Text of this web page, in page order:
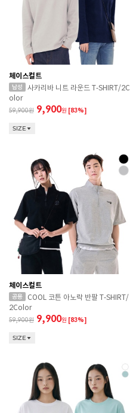
체이스컬트
사카리바 니트 라운드 T-SHIRT/2C
olor
59,900 9,900원 [83%]
SIZE
체이스컬트
COOL 코튼 아노락 반팔 T-SHIRT/
2Color
59,900 9,900원 [83%]
SIZE